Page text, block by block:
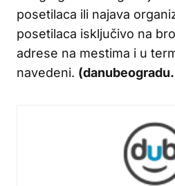
posetilaca ili najava
posetilaca isključivo na
adrese na mestima i u
navedeni.